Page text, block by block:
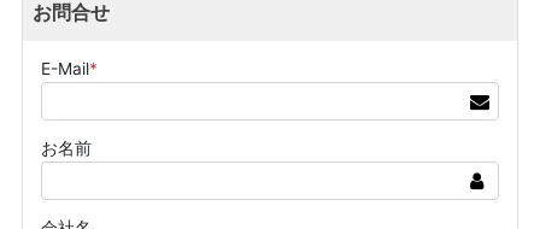
お問合せ